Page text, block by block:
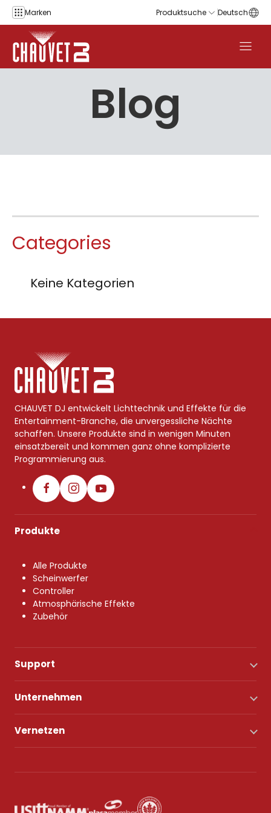
Zum Inhalt springen
Marken Produktsuche Deutsch
Blog
Categories
Keine Kategorien
CHAUVET DJ entwickelt Lichttechnik und Effekte für die
Entertainment-Branche, die unvergessliche Nächte
schaffen. Unsere Produkte sind in wenigen Minuten
einsatzbereit und kommen ganz ohne komplizierte
Programmierung aus.
Produkte
Alle Produkte
Scheinwerfer
Controller
Atmosphärische Effekte
Zubehör
Support
Unternehmen
Vernetzen